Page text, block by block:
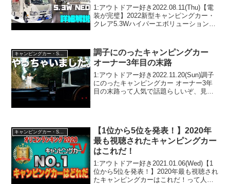
ビュー！ナッツRV製作、旗艦キ
ャブコンが新型カムロード＆リチ
ウムイオンバッテリーでフルモデ
1:アウトドアー好き2022.08.11(Thu)【電
装が完璧】2022新型キャンピングカー・
クレア5.3Wハイパーエボリューションネ
イオンバッテリーでフルモデルチェ...
キャンピングカー・SUV人気車種
調子にのったキャンピングカー
オーナー3年目の末路
1:アウトドアー好き2022.11.20(Sun)調子
にのったキャンピングカー オーナー3年
目の末路って人気で話題らしいぞ、見逃
【1位から5位を発表！】2020年
最も視聴されたキャンピングカー
はこれだ！
1:アウトドアー好き2021.01.06(Wed)【1
位から5位を発表！】2020年最も視聴され
たキャンピングカーはこれだ！って人気